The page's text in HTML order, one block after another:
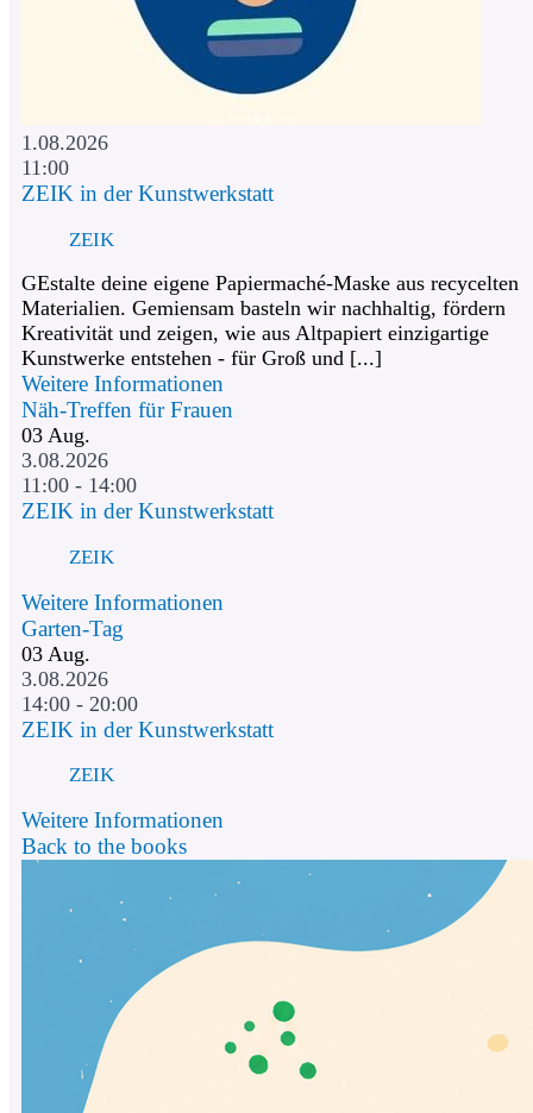
1.08.2026
11:00
ZEIK in der Kunstwerkstatt
ZEIK
GEstalte deine eigene Papiermaché-Maske aus recycelten
Materialien. Gemiensam basteln wir nachhaltig, fördern
Kreativität und zeigen, wie aus Altpapiert einzigartige
Kunstwerke entstehen - für Groß und [...]
Weitere Informationen
Näh-Treffen für Frauen
03 Aug.
3.08.2026
11:00 - 14:00
ZEIK in der Kunstwerkstatt
ZEIK
Weitere Informationen
Garten-Tag
03 Aug.
3.08.2026
14:00 - 20:00
ZEIK in der Kunstwerkstatt
ZEIK
Weitere Informationen
Back to the books